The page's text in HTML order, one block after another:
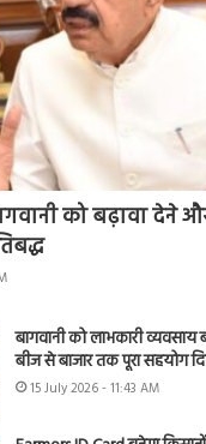
को बढ़ावा देने
बागवानी को लाभकारी
बीज से बाजार तक पूरा सहयोग
15 July 2026 - 11:43 AM